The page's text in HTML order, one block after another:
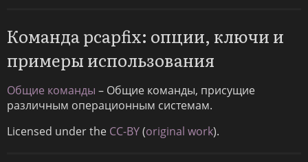
Команда pcapfix: опции, ключи и
примеры использования
Общие команды – Общие команды, присущие
различным операционным системам.
Licensed under the CC-BY(original work).